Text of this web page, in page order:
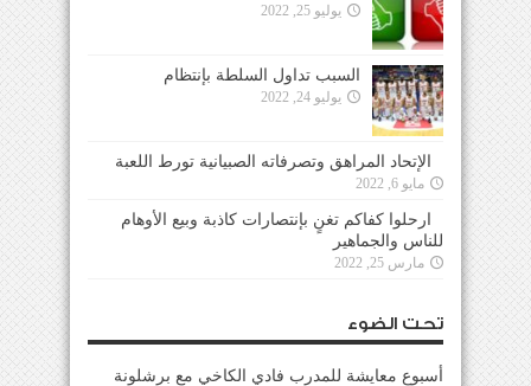
يوليو 25, 2022
السبب تداول السلطة بإنتظام
يوليو 24, 2022
الإتحاد المراهق وتصرفاته الصبيانية تورط اللعبة
مايو 6, 2022
ارحلوا كفاكم تغنٍ بإنتصارات كاذبة وبيع الأوهام
للناس والجماهير
مارس 25, 2022
تحت الضوء
أسبوع معايشة للمدرب فادي الكاخي مع برشلونة